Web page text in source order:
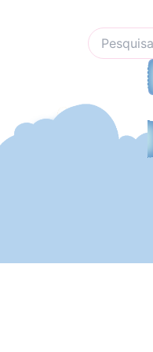
Pesquisar
por: